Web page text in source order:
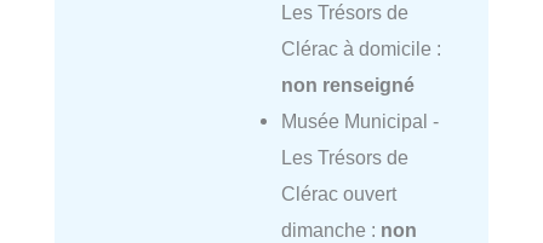
Les Trésors de
Clérac à domicile :
non renseigné
Musée Municipal -
Les Trésors de
Clérac ouvert
dimanche : non